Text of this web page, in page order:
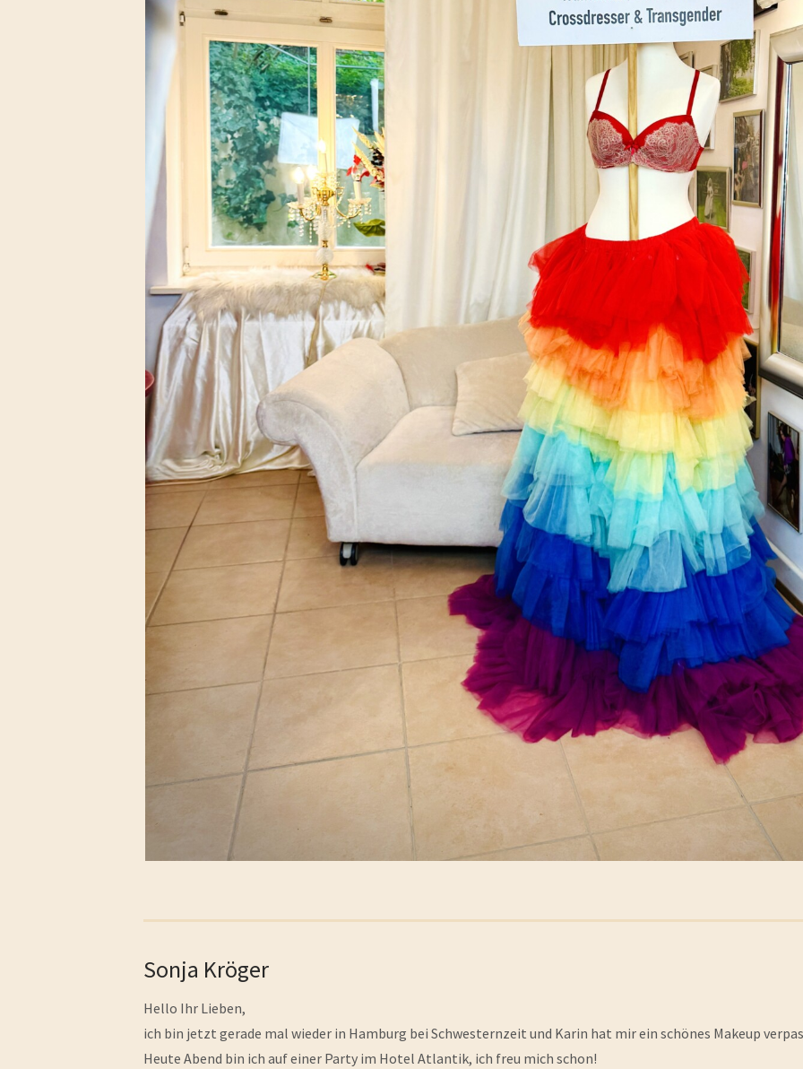
Sonja Kröger
Hello Ihr Lieben,
ich bin jetzt gerade mal wieder in Hamburg bei Schwesternzeit und Karin hat mir ein schönes Makeup
Heute Abend bin ich auf einer Party im Hotel Atlantik, ich freu mich schon!